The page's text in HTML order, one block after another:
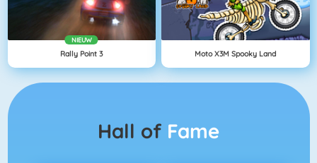
NIEUW
Rally Point 3 Moto X3M Spooky Land
Hall of Fame